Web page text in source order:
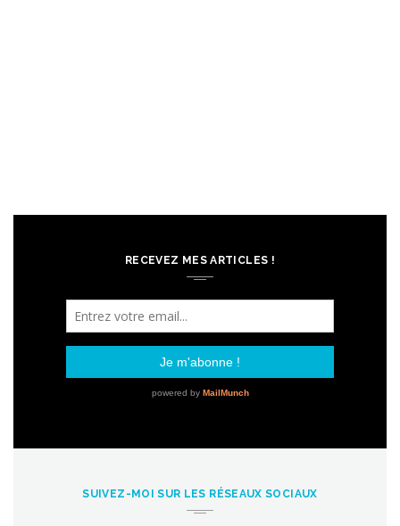
RECEVEZ MES ARTICLES !
SUIVEZ-MOI SUR LES RÉSEAUX SOCIAUX